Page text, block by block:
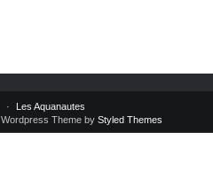
Les Aquanautes
Wordpress Theme by Styled Themes